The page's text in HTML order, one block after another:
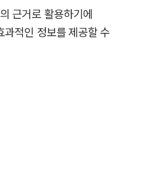
근거로 활용하기에
적인 정보를 제공할 수